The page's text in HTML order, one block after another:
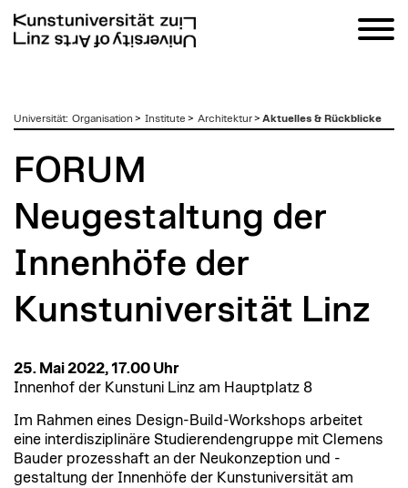
zumUniversität: Organisation > Institute > Architektur> Aktuelles & Rückblicke
FORUM
Neugestaltung der
Innenhöfe der
Kunstuniversität Linz
25. Mai 2022, 17.00 Uhr
Innenhof der Kunstuni Linz am Hauptplatz 8
Im Rahmen eines Design-Build-Workshops arbeitet
eine interdisziplinäre Studierendengruppe mit Clemens
Bauder prozesshaft an der Neukonzeption und -
gestaltung der Innenhöfe der Kunstuniversität am